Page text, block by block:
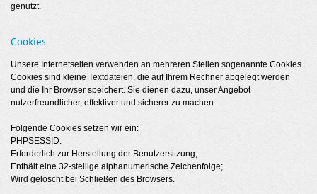
genutzt.
Cookies
Unsere Internetseiten verwenden an mehreren Stellen sogenannte Cookies.
Cookies sind kleine Textdateien, die auf Ihrem Rechner abgelegt werden
und die Ihr Browser speichert. Sie dienen dazu, unser Angebot
nutzerfreundlicher, effektiver und sicherer zu machen.
Folgende Cookies setzen wir ein:
PHPSESSID:
Erforderlich zur Herstellung der Benutzersitzung;
Enthält eine 32-stellige alphanumerische Zeichenfolge;
Wird gelöscht bei Schließen des Browsers.